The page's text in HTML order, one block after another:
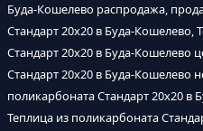
Буда-Кошелево распродажа,
Стандарт 20х20 в Буда-Кошелево,
Стандарт 20х20 в Буда-Кошелево
Стандарт 20х20 в Буда-Кошелево
поликарбоната Стандарт 20х20 в
Теплица из поликарбоната